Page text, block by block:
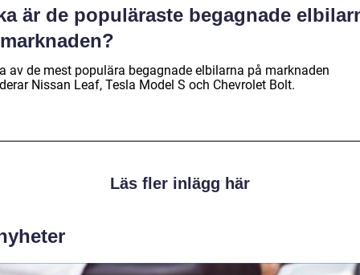
är de populäraste begagnade
av de mest populära begagnade elbilarna på marknaden
Nissan Leaf, Tesla Model S och Chevrolet Bolt.
Läs fler inlägg här